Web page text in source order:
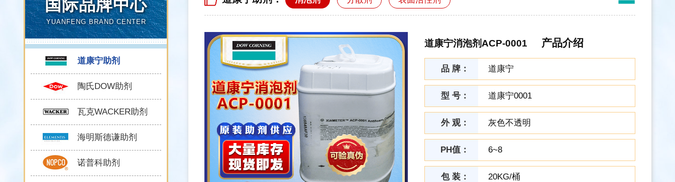
国际品牌中心
YUANFENG BRAND CENTER
道康宁助剂
陶氏DOW助剂
瓦克WACKER助剂
海明斯德谦助剂
诺普科助剂
道康宁消泡剂ACP-0001 产品介绍
品 牌： 道康宁
型 号： 道康宁0001
外 观： 灰色不透明
PH值： 6~8
包 装： 20KG/桶